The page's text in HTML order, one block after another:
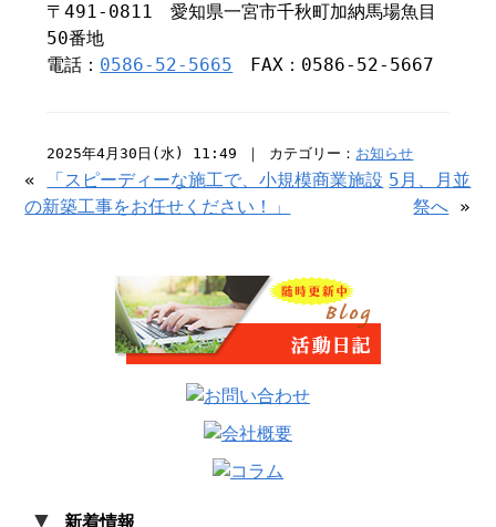
〒491-0811 愛知県一宮市千秋町加納馬場魚目
50番地
電話： 0586-52-5665 FAX：0586-52-5667
2025年4月30日(水) 11:49 ｜ カテゴリー： お知らせ
«
「スピーディーな施工で、小規模商業施設
の新築工事をお任せください！」
5月、月並
祭へ »
▼ 新着情報